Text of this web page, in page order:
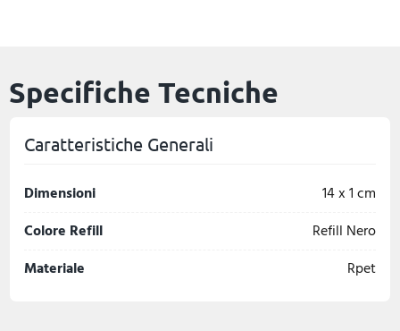
Specifiche Tecniche
Caratteristiche Generali
Dimensioni
14 x 1 cm
Colore Refill
Refill Nero
Materiale
Rpet